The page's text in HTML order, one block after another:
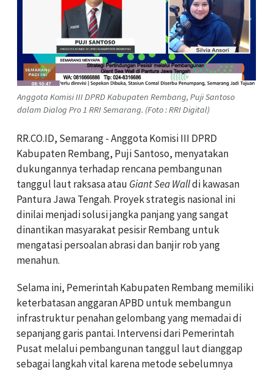
Anggota Komisi III DPRD Kabupaten Rembang, Puji Santoso
dalam Dialog Pro 1 RRI Semarang. (Foto : RRI Digital)
RR.CO.ID, Semarang - Anggota Komisi III DPRD
Kabupaten Rembang, Puji Santoso, menyatakan
dukungannya terhadap rencana pembangunan
tanggul laut raksasa atau Giant Sea Walldi kawasan
Pantura Jawa Tengah. Proyek strategis nasional ini
dinilai menjadi solusi jangka panjang yang sangat
dinantikan masyarakat pesisir Rembang untuk
mengatasi persoalan abrasi dan banjir rob yang
menahun.
Selama ini, Pemerintah Kabupaten Rembang memiliki
keterbatasan anggaran APBD untuk membangun
infrastruktur penahan gelombang yang memadai di
sepanjang garis pantai. Intervensi dari Pemerintah
Pusat melalui pembangunan tanggul laut dianggap
sebagai langkah vital karena metode sebelumnya